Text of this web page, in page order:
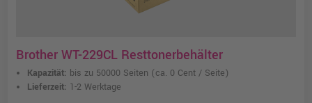
Brother WT-229CL Resttonerbehälter
Kapazität: bis zu 50000 Seiten (ca. 0 Cent / Seite)
Lieferzeit: 1-2 Werktage